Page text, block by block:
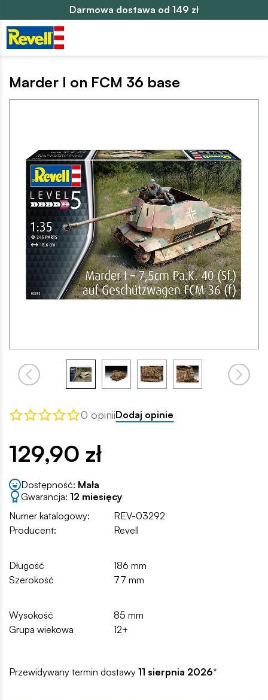
Darmowa dostawa od 149 zł
Marder I on FCM 36 base
0 opiniiDodaj opinie
129,90 zł
Dostępność: Mała
Gwarancja: 12 miesięcy
Numer katalogowy:
REV-03292
Producent:
Revell
Długość
186 mm
Szerokość
77 mm
Wysokość
85 mm
Grupa wiekowa
12+
Przewidywany termin dostawy 11 sierpnia 2026*